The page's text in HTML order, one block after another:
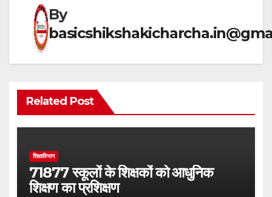
By
Related Post
शिक्षाविभाग
71877 स्कूलों के शिक्षकों को आधुनिक
शिक्षण का प्रशिक्षण